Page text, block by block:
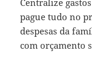
pague tudo no
despesas da
com orçamento